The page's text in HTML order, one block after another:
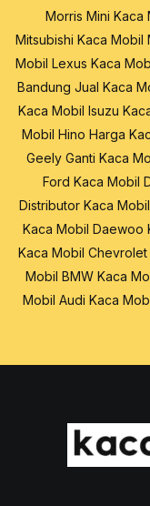
Morris Mini Kaca
Mitsubishi Kaca Mobil
Mobil Lexus Kaca
Bandung Jual Kaca
Kaca Mobil Isuzu
Mobil Hino Harga
Geely Ganti Kaca
Ford Kaca Mobil
Distributor Kaca Mobil
Kaca Mobil Daewoo
Kaca Mobil Chevrolet
Mobil BMW Kaca
Mobil Audi Kaca